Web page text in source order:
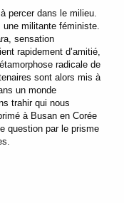
percer dans le milieu.
militante féministe.
sensation
rapidement d’amitié,
radicale de
sont alors mis à
un monde
trahir qui nous
à Busan en Corée
question par le prisme